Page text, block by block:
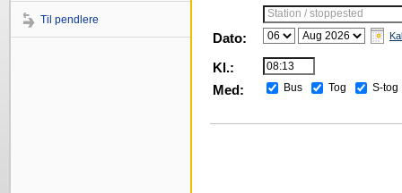
Til pendlere
Station / stoppested
Dato:
Kl.:
Med:
Bus Tog S-tog